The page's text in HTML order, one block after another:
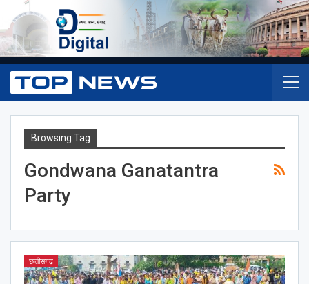
Browsing Tag
Gondwana Ganatantra
Party
छत्तीसगढ़